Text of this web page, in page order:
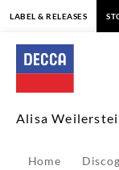
Goin'
Home
LABEL & RELEASES
Alisa
Home